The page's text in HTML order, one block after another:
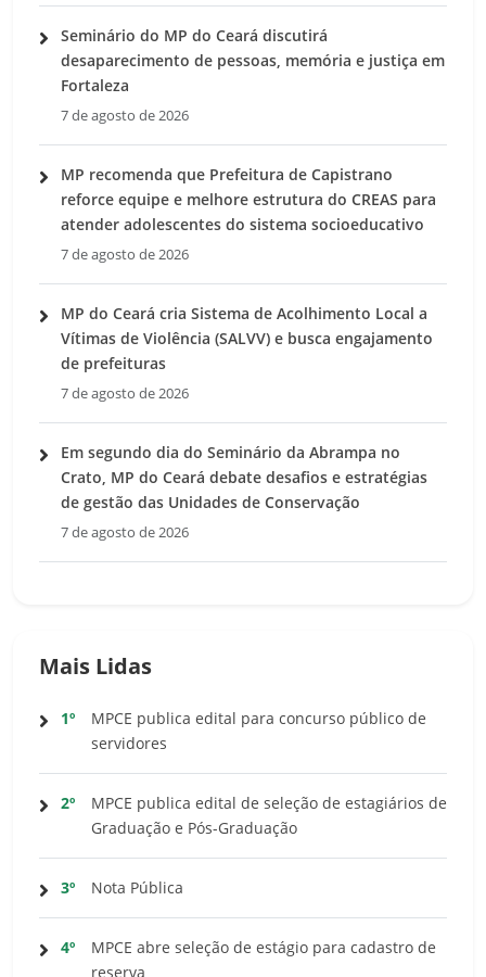
Seminário do MP do Ceará discutirá
desaparecimento de pessoas, memória e justiça em
Fortaleza
7 de agosto de 2026
MP recomenda que Prefeitura de Capistrano
reforce equipe e melhore estrutura do CREAS para
atender adolescentes do sistema socioeducativo
7 de agosto de 2026
MP do Ceará cria Sistema de Acolhimento Local a
Vítimas de Violência (SALVV) e busca engajamento
de prefeituras
7 de agosto de 2026
Em segundo dia do Seminário da Abrampa no
Crato, MP do Ceará debate desafios e estratégias
de gestão das Unidades de Conservação
7 de agosto de 2026
Mais Lidas
1º
MPCE publica edital para concurso público de
servidores
2º
MPCE publica edital de seleção de estagiários de
Graduação e Pós-Graduação
3º Nota Pública
4º
MPCE abre seleção de estágio para cadastro de
reserva